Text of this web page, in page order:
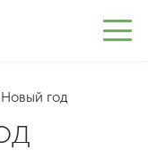
Новый год